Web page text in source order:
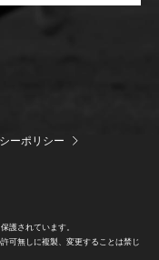
ーポリシー
護されています。
可無しに複製、変更することは禁じ